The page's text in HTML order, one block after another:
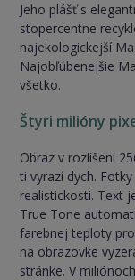
Jeho plášť s
stopercentne
najekologickejší
Najobľúbenejšie
všetko.
Štyri milióny
Obraz v rozlíšení
ti vyrazí dych.
realistickosti. Text
True Tone
farebnej teploty
na obrazovke
stránke. V